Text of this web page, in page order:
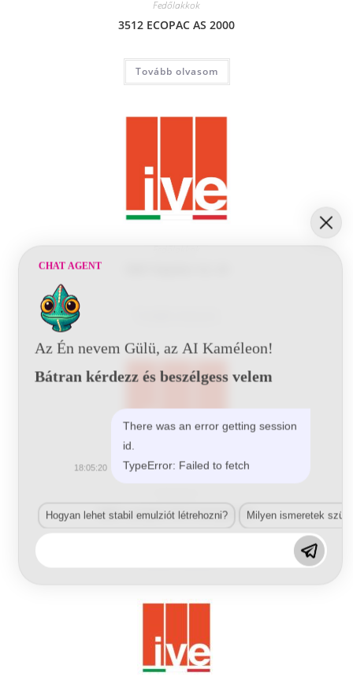
Fedőlakkok
3512 ECOPAC AS 2000
Tovább olvasom
6351 Lucipol 272 transparent
CHAT AGENT
Az Én nevem Gülü, az AI Kaméleon!
Bátran kérdezz és beszélgess velem
There was an error getting session
id.
TypeError: Failed to fetch
18:05:20
Hogyan lehet stabil emulziót létrehozni? Milyen ismeretek